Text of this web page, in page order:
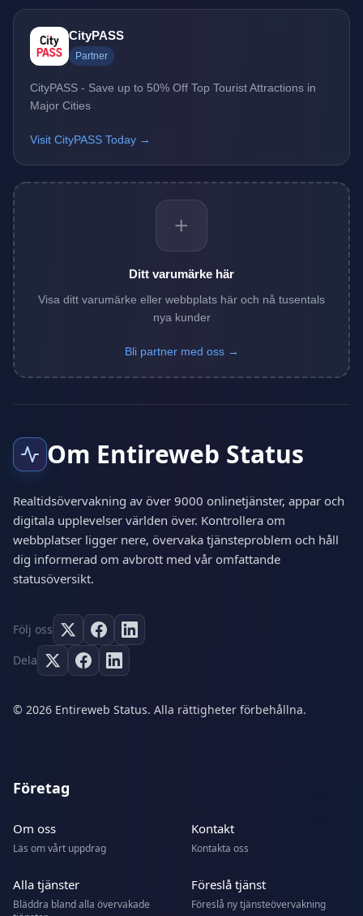
CityPASS
Partner
CityPASS - Save up to 50% Off Top Tourist Attractions in
Major Cities
Visit CityPASS Today →
+
Ditt varumärke här
Visa ditt varumärke eller webbplats här och nå tusentals
nya kunder
Bli partner med oss →
Om Entireweb Status
Realtidsövervakning av över 9000 onlinetjänster, appar och
digitala upplevelser världen över. Kontrollera om
webbplatser ligger nere, övervaka tjänsteproblem och håll
dig informerad om avbrott med vår omfattande
statusöversikt.
Följ oss
Dela
© 2026 Entireweb Status. Alla rättigheter förbehållna.
Företag
Om oss
Läs om vårt uppdrag
Kontakt
Kontakta oss
Alla tjänster
Bläddra bland alla övervakade
Föreslå tjänst
Föreslå ny tjänsteövervakning